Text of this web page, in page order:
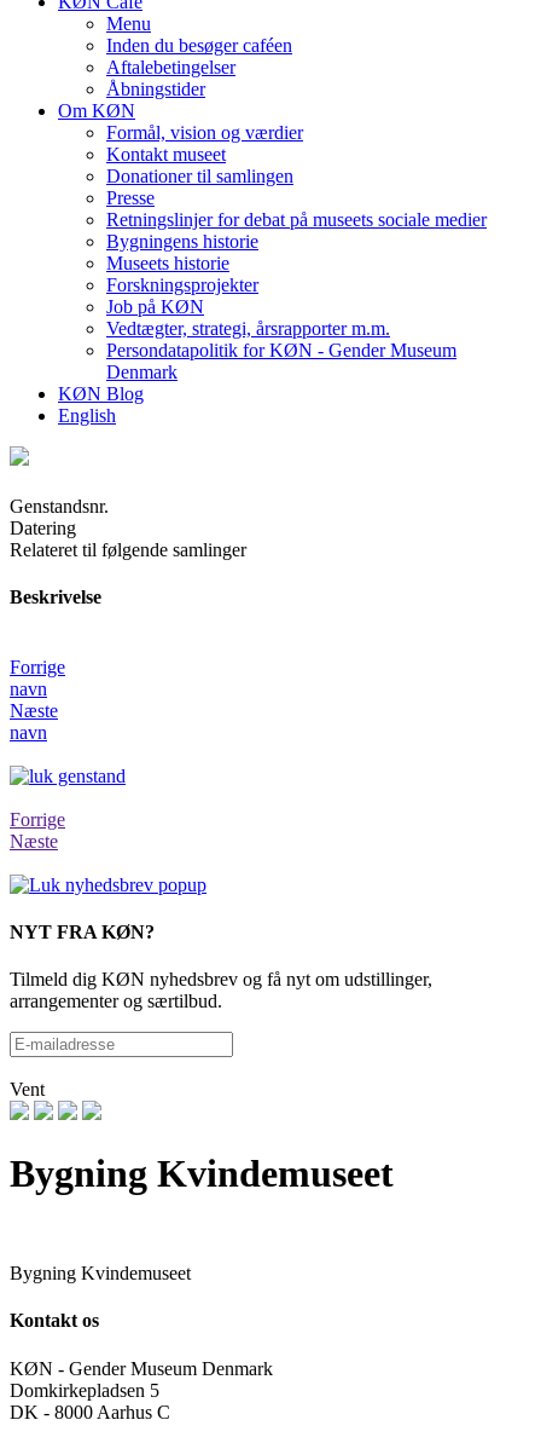
Menu
Inden du besøger caféen
Aftalebetingelser
Åbningstider
Om KØN
Formål, vision og værdier
Kontakt museet
Donationer til samlingen
Presse
Retningslinjer for debat på museets sociale medier
Bygningens historie
Museets historie
Forskningsprojekter
Job på KØN
Vedtægter, strategi, årsrapporter m.m.
Persondatapolitik for KØN - Gender Museum
Denmark
KØN Blog
English
Genstandsnr.
Datering
Relateret til følgende samlinger
Beskrivelse
Forrige
navn
Næste
navn
Forrige
Næste
NYT FRA KØN?
Tilmeld dig KØN nyhedsbrev og få nyt om udstillinger,
arrangementer og særtilbud.
Vent
Bygning Kvindemuseet
Bygning Kvindemuseet
Kontakt os
KØN - Gender Museum Denmark
Domkirkepladsen 5
DK - 8000 Aarhus C